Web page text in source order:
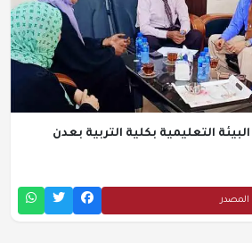
التعليمية بكلية التربية بعدن
المصدر